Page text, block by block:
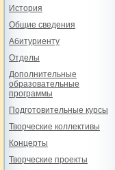
История
Общие сведения
Абитуриенту
Отделы
Дополнительные
образовательные
программы
Подготовительные курсы
Творческие коллективы
Концерты
Творческие проекты